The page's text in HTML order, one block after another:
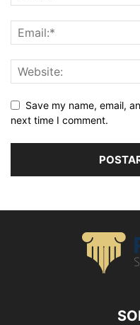
Save my name, email,
next time I comment.